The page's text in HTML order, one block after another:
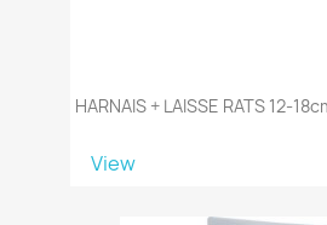
HARNAIS + LAISSE RATS 12-
View